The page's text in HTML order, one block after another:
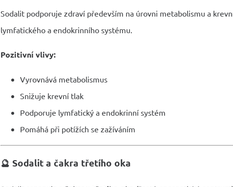
Sodalit podporuje zdraví především na úrovni metabolismu a
lymfatického a endokrinního systému.
Pozitivní vlivy:
Vyrovnává metabolismus
Snižuje krevní tlak
Podporuje lymfatický a endokrinní systém
Pomáhá při potížích se zažíváním
🔮 Sodalit a čakra třetího oka